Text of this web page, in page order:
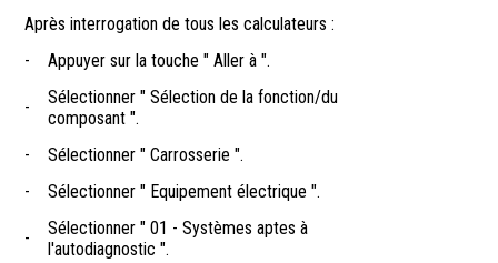
Après interrogation de tous les calculateurs :
-
Appuyer sur la touche " Aller à ".
-
Sélectionner " Sélection de la fonction/du
composant ".
-
Sélectionner " Carrosserie ".
-
Sélectionner " Equipement électrique ".
-
Sélectionner " 01 - Systèmes aptes à
l'autodiagnostic ".